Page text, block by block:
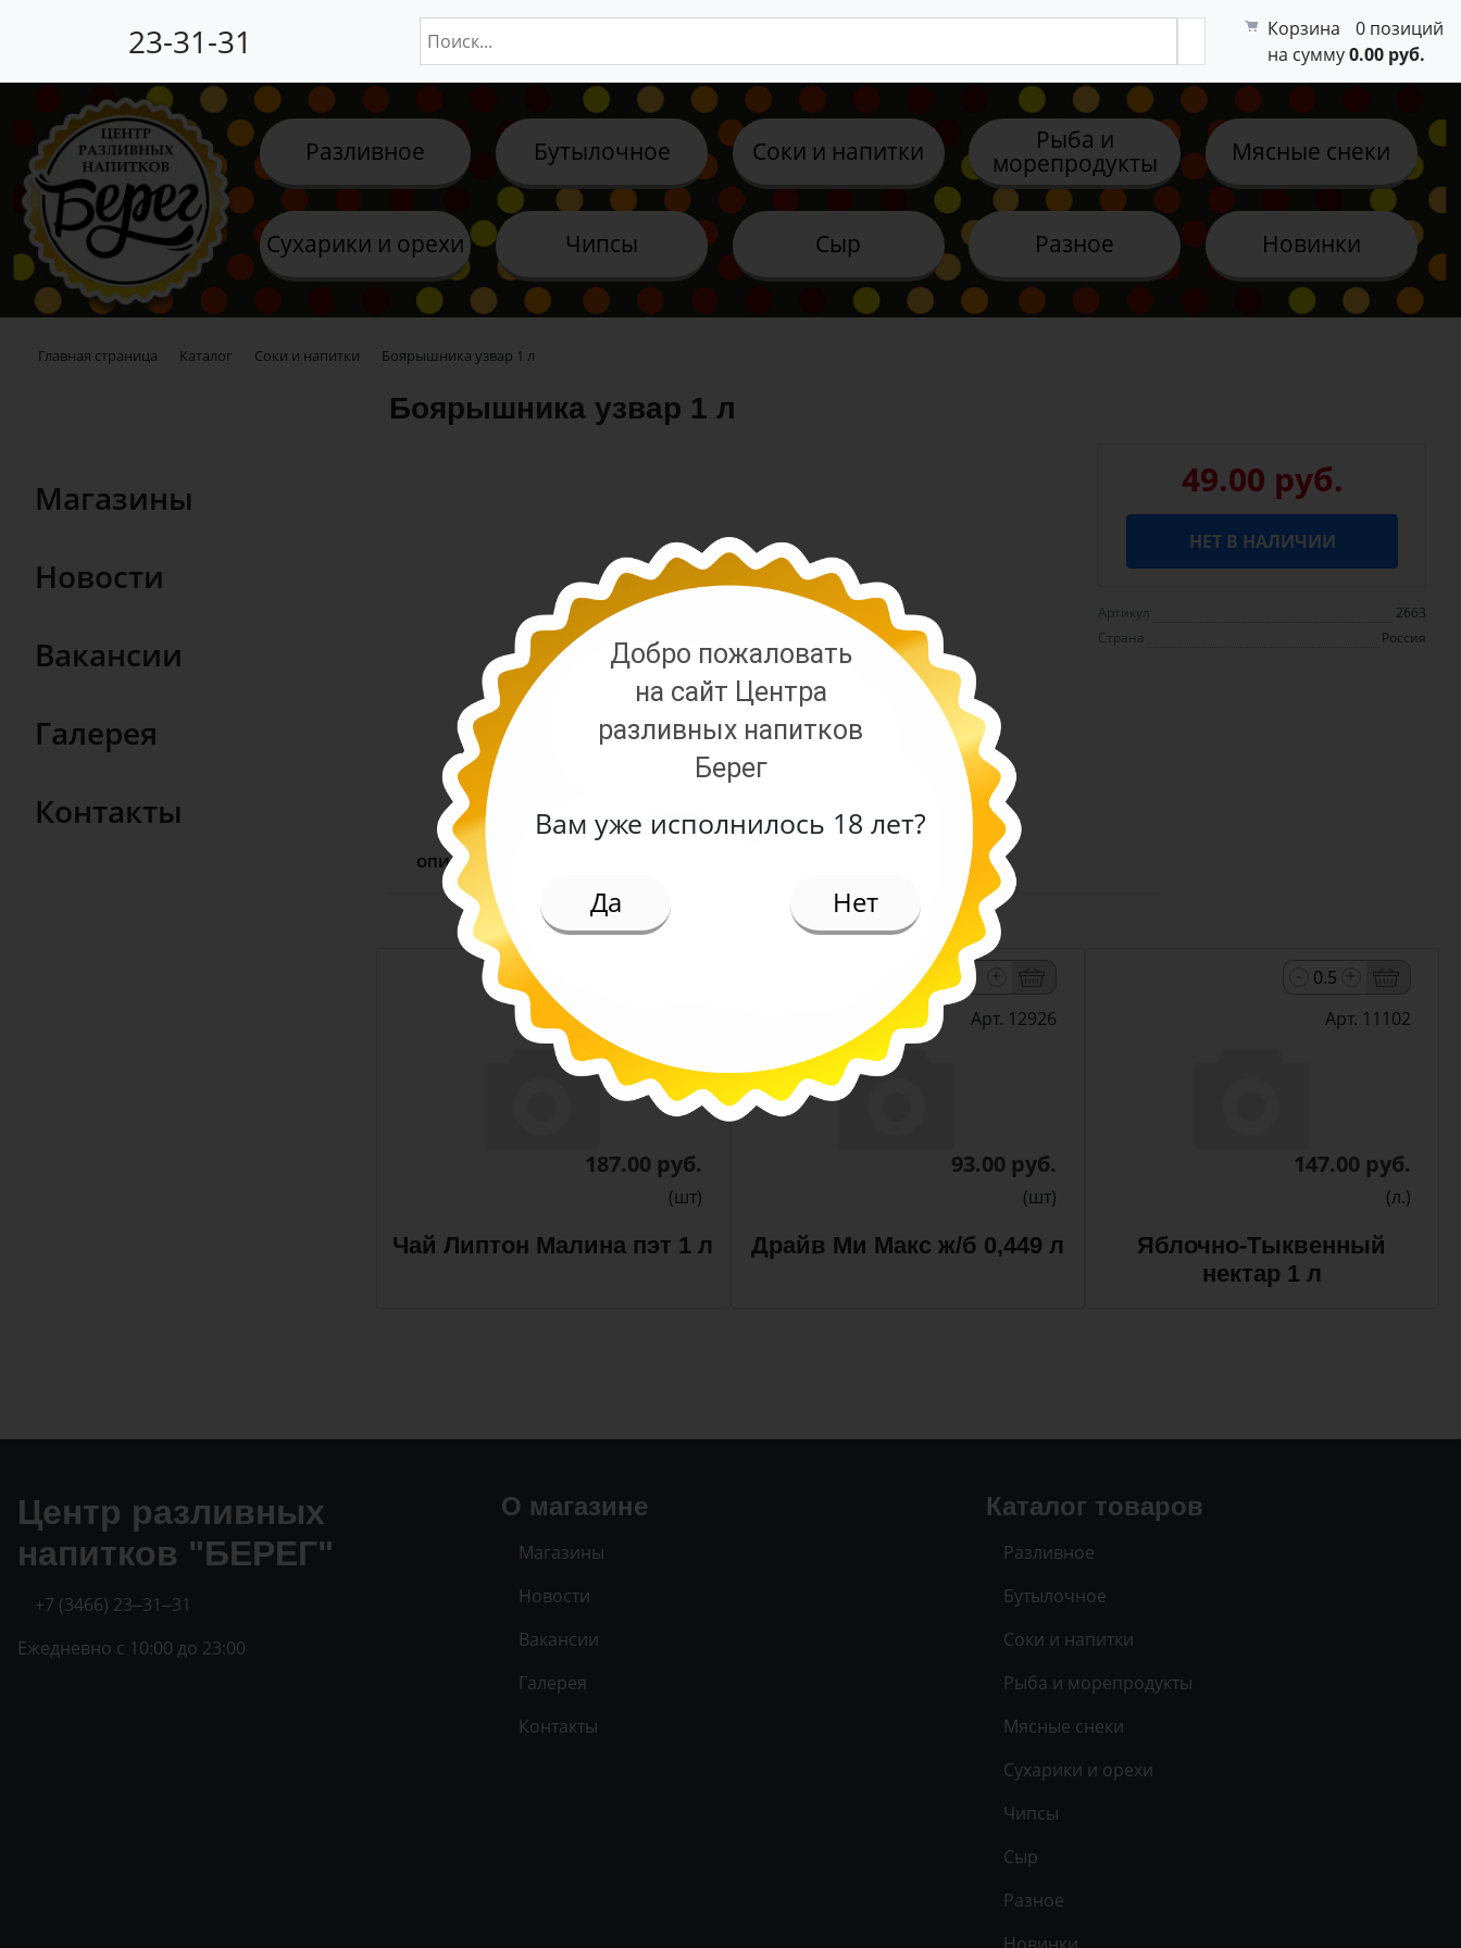
23-31-31 Корзина
0 позиций
на сумму0.00 руб.
Разливное Бутылочное Соки и напитки Рыба и
морепродукты Мясные снеки
Сухарики и орехи Чипсы Сыр Разное Новинки
Главная страница Каталог Соки и напитки Боярышника узвар 1 л
Магазины
Новости
Вакансии
Галерея
Контакты
Боярышника узвар 1 л
49.00 руб.
НЕТ В НАЛИЧИИ
Артикул
2663
Страна
Россия
ОПИСАНИЕ
187.00 руб.
(шт)
Чай Липтон Малина пэт 1 л
Арт. 12926
93.00 руб.
(шт)
Драйв Ми Макс ж/б 0,449 л
Арт. 11102
147.00 руб.
(л.)
Яблочно-Тыквенный
нектар 1 л
О магазине
Магазины
Новости
Вакансии
Галерея
Контакты
Каталог товаров
Разливное
Бутылочное
Соки и напитки
Рыба и морепродукты
Мясные снеки
Сухарики и орехи
Чипсы
Сыр
Разное
Центр разливных
напитков "БЕРЕГ"
+7 (3466) 23‒31‒31
Ежедневно с 10:00 до 23:00
Добро пожаловать
на сайт Центра
разливных напитков
Берег
Вам уже исполнилось 18 лет?
Да Нет